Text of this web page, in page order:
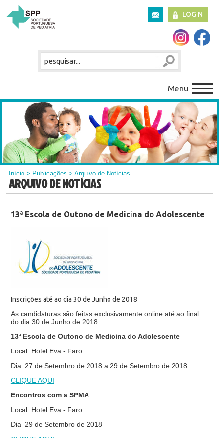
LOGIN
Menu
Início > Publicações > Arquivo de Notícias
ARQUIVO DE NOTÍCIAS
13ª Escola de Outono de Medicina do Adolescente
Inscrições até ao dia 30 de Junho de 2018
As candidaturas são feitas exclusivamente online até ao final
do dia 30 de Junho de 2018.
13ª Escola de Outono de Medicina do Adolescente
Local: Hotel Eva - Faro
Dia: 27 de Setembro de 2018 a 29 de Setembro de 2018
CLIQUE AQUI
Encontros com a SPMA
Local: Hotel Eva - Faro
Dia: 29 de Setembro de 2018